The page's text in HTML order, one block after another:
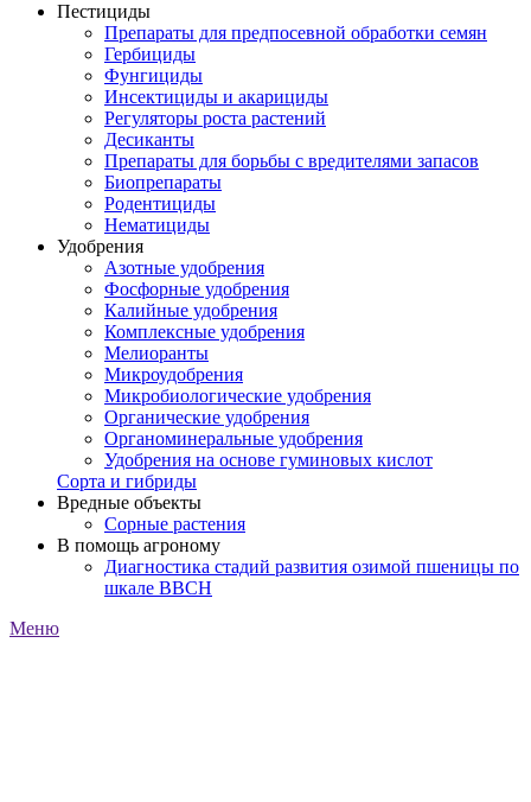
Пестициды
Препараты для предпосевной обработки семян
Гербициды
Фунгициды
Инсектициды и акарициды
Регуляторы роста растений
Десиканты
Препараты для борьбы с вредителями запасов
Биопрепараты
Родентициды
Нематициды
Удобрения
Азотные удобрения
Фосфорные удобрения
Калийные удобрения
Комплексные удобрения
Мелиоранты
Микроудобрения
Микробиологические удобрения
Органические удобрения
Органоминеральные удобрения
Удобрения на основе гуминовых кислот
Сорта и гибриды
Вредные объекты
Сорные растения
В помощь агроному
Диагностика стадий развития озимой пшеницы по
шкале ВВСН
Меню